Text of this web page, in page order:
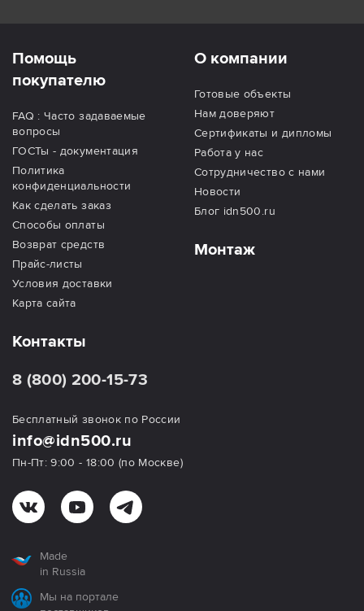
Помощь
покупателю
FAQ : Часто задаваемые
вопросы
ГОСТы - документация
Политика
конфиденциальности
Как сделать заказ
Способы оплаты
Возврат средств
Прайс-листы
Условия доставки
Карта сайта
О компании
Готовые объекты
Нам доверяют
Сертификаты и дипломы
Работа у нас
Сотрудничество с нами
Новости
Блог idn500.ru
Монтаж
Контакты
8 (800) 200-15-73
Бесплатный звонок по России
info@idn500.ru
Пн-Пт: 9:00 - 18:00 (по Москве)
Made
in Russia
Мы на портале